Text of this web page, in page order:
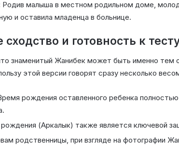
Родив малыша в местном родильном доме,
и оставила младенца в больнице.
и готовность к
знаменитый Жанибек может быть именно тем
этой версии говорят сразу несколько
рождения оставленного ребенка
(Аркалык) также является ключевой
родственницы, при взгляде на фотографии